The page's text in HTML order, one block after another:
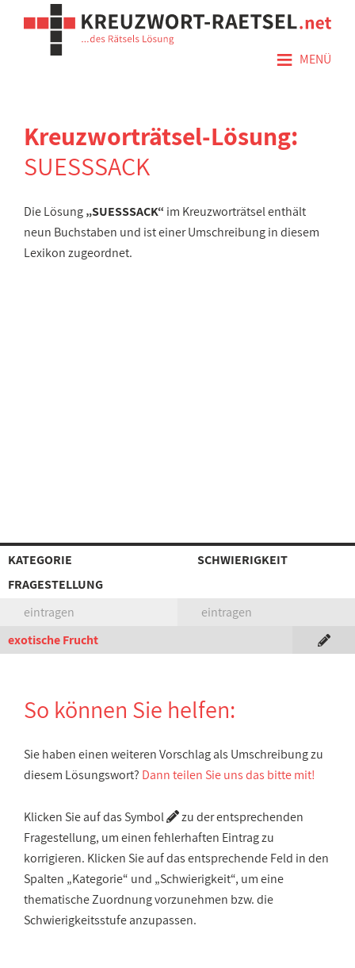
≡ MENÜ
Kreuzworträtsel-Lösung:
SUESSSACK
Die Lösung„SUESSSACK“ im Kreuzworträtsel enthält
neun Buchstaben und ist einer Umschreibung in diesem
Lexikon zugeordnet.
KATEGORIE
SCHWIERIGKEIT
FRAGESTELLUNG
eintragen
eintragen
exotische Frucht
So können Sie helfen:
Sie haben einen weiteren Vorschlag als Umschreibung zu
diesem Lösungswort? Dann teilen Sie uns das bitte mit!
Klicken Sie auf das Symbol
zu der entsprechenden
Fragestellung, um einen fehlerhaften Eintrag zu
korrigieren. Klicken Sie auf das entsprechende Feld in den
Spalten „Kategorie“ und „Schwierigkeit“, um eine
thematische Zuordnung vorzunehmen bzw. die
Schwierigkeitsstufe anzupassen.